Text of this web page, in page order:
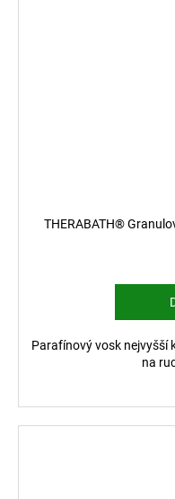
THERABATH®
Parafínový vosk nejvyšší
na